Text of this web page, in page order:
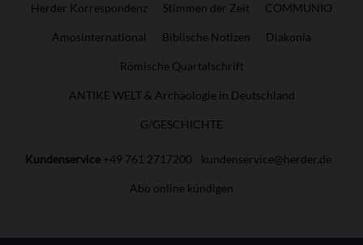
Herder Korrespondenz Stimmen der Zeit COMMUNIO
Amosinternational Biblische Notizen Diakonia
Römische Quartalschrift
ANTIKE WELT & Archäologie in Deutschland
G/GESCHICHTE
Kundenservice +49 761 2717200 kundenservice@herder.de
Abo online kündigen